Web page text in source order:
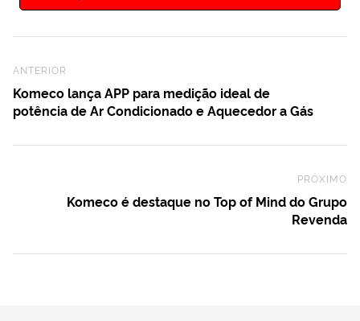
Previous Post
ANTERIOR
Komeco lança APP para medição ideal de
potência de Ar Condicionado e Aquecedor a Gás
PRÓXIMO
Komeco é destaque no Top of Mind do Grupo
Revenda